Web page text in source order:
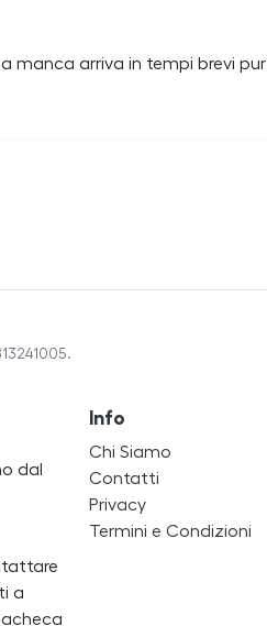
manca arriva in tempi brevi pur
dal
a
Info
Chi Siamo
Contatti
Privacy
Termini e Condizioni